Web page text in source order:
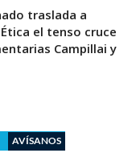
traslada a
el tenso cruce
Campillai y
AVÍSANOS